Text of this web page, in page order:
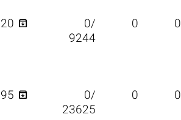
20 
0/
9244
0 0
95 
0/
23625
0 0